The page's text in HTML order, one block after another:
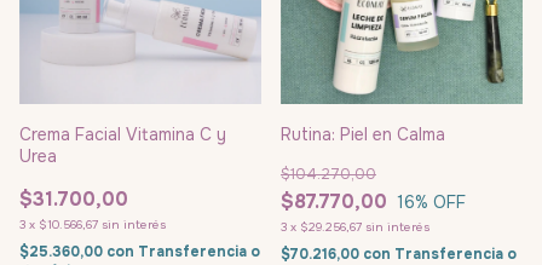
Crema Facial Vitamina C y
Urea
$31.700,00
3 x $10.566,67 sin interés
$25.360,00 con Transferencia o
Rutina: Piel en Calma
$87.770,00
$104.270,00
16% OFF
3 x $29.256,67 sin interés
$70.216,00 con Transferencia o